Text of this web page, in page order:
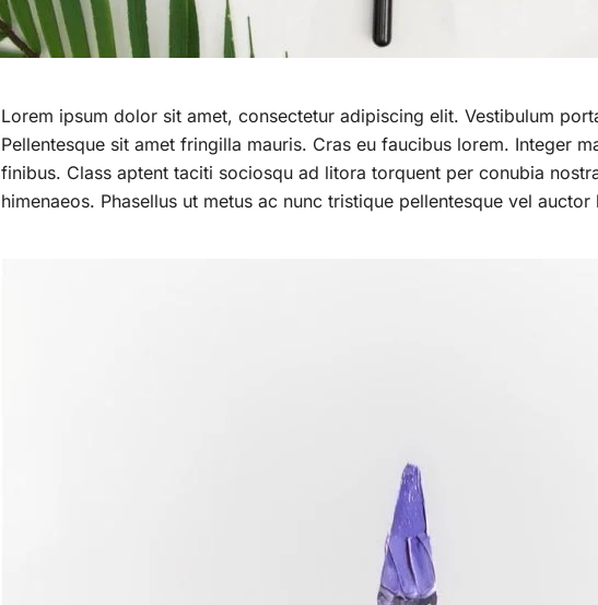
Lorem ipsum dolor sit amet, consectetur adipiscing elit. Vestibulum
Pellentesque sit amet fringilla mauris. Cras eu faucibus lorem. Integer
finibus. Class aptent taciti sociosqu ad litora torquent per conubia
himenaeos. Phasellus ut metus ac nunc tristique pellentesque vel auctor